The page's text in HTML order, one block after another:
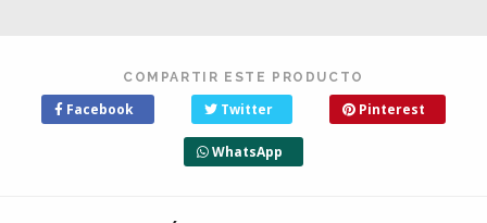
COMPARTIR ESTE PRODUCTO
Facebook Twitter Pinterest
WhatsApp